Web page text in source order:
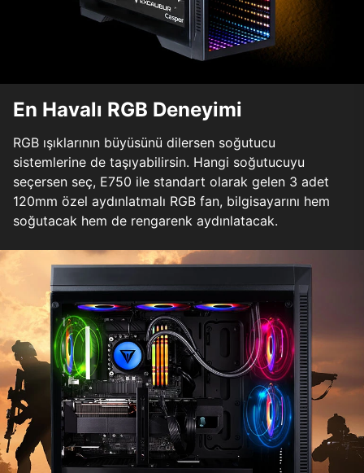
En Havalı RGB Deneyimi
RGB ışıklarının büyüsünü dilersen soğutucu
sistemlerine de taşıyabilirsin. Hangi soğutucuyu
seçersen seç, E750 ile standart olarak gelen 3 adet
120mm özel aydınlatmalı RGB fan, bilgisayarını hem
soğutacak hem de rengarenk aydınlatacak.